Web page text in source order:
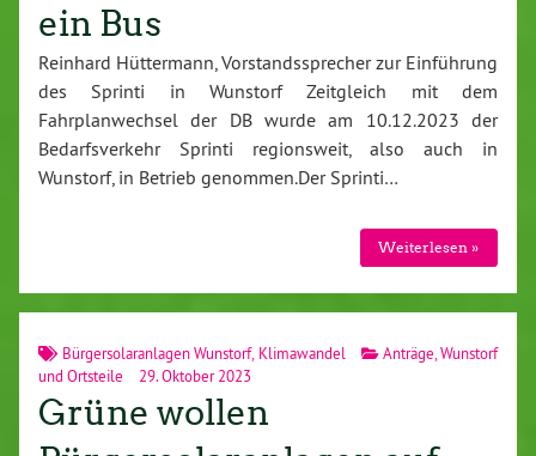
ein Bus
Reinhard Hüttermann, Vorstandssprecher zur Einführung
des Sprinti in Wunstorf Zeitgleich mit dem
Fahrplanwechsel der DB wurde am 10.12.2023 der
Bedarfsverkehr Sprinti regionsweit, also auch in
Wunstorf, in Betrieb genommen.Der Sprinti…
Weiterlesen »
Bürgersolaranlagen Wunstorf, Klimawandel Anträge Wunstorf
und Ortsteile
29. Oktober 2023
Grüne wollen